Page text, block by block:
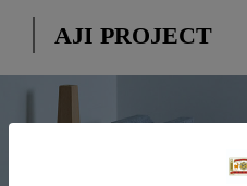
AJI PROJECT